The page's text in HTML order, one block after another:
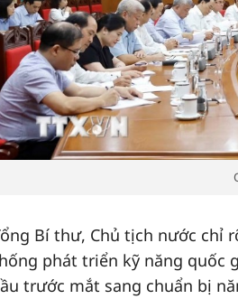
Bí thư, Chủ tịch nước chỉ
phát triển kỹ năng quốc
trước mắt sang chuẩn bị